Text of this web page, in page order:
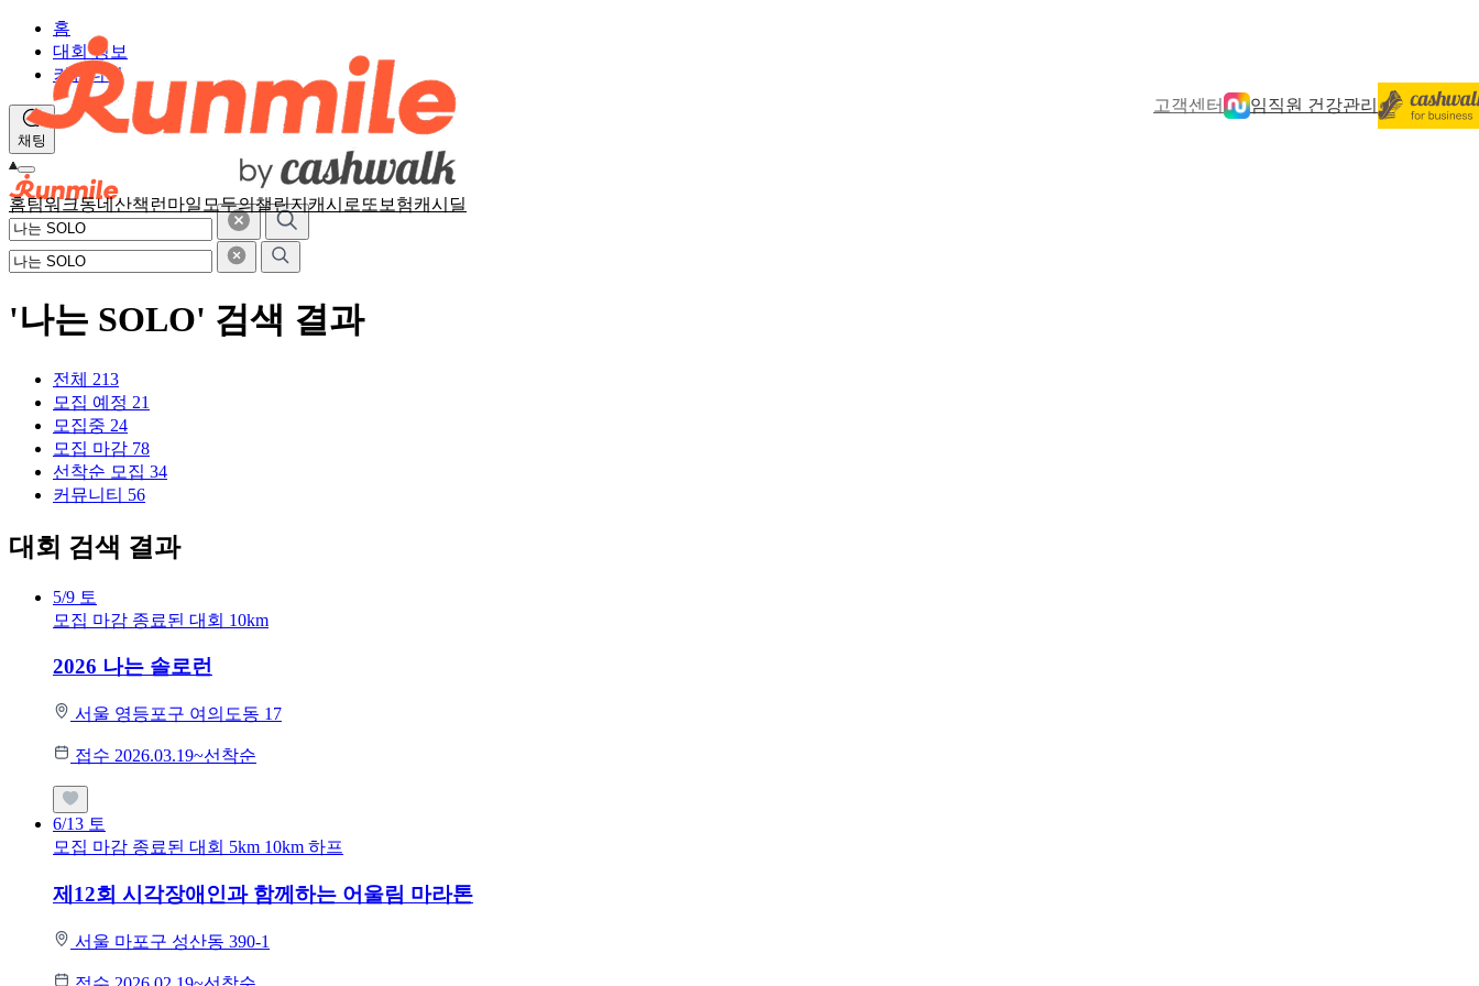
고객센터 임직원 건강관리
홈팀워크동네산책 런마일 모두의챌린지캐시로또 보험캐시딜
홈
대회 정보
커뮤니티
채팅
'나는 SOLO' 검색 결과
전체 213
모집 예정 21
모집중 24
모집 마감 78
선착순 모집 34
커뮤니티 56
대회 검색 결과
5/9 토
모집 마감 종료된 대회 10km
2026 나는 솔로런
서울 영등포구 여의도동 17
접수 2026.03.19~선착순
6/13 토
모집 마감 종료된 대회 5km 10km 하프
제12회 시각장애인과 함께하는 어울림 마라톤
서울 마포구 성산동 390-1